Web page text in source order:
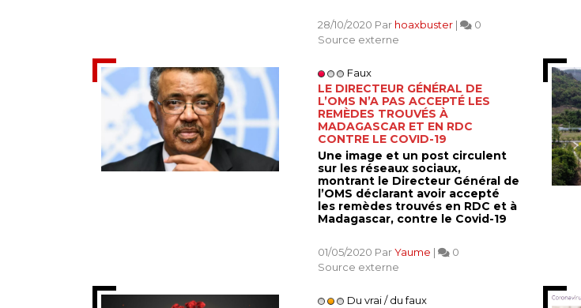
28/10/2020 Par hoaxbuster |
0
Source externe
Faux
LE DIRECTEUR GÉNÉRAL DE
L’OMS N’A PAS ACCEPTÉ LES
REMÈDES TROUVÉS À
MADAGASCAR ET EN RDC
CONTRE LE COVID-19
Une image et un post circulent
sur les réseaux sociaux,
montrant le Directeur Général de
l’OMS déclarant avoir accepté
les remèdes trouvés en RDC et à
Madagascar, contre le Covid-19
01/05/2020 ParYaume |
0
Source externe
Du vrai / du faux